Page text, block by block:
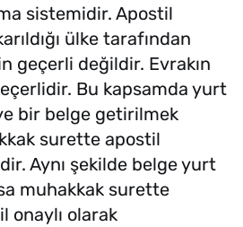
sistemidir. Apostil
ülke tarafından
geçerli değildir. Evrakın
Bu kapsamda yurt
bir belge getirilmek
surette apostil
Aynı şekilde belge yurt
muhakkak surette
onaylı olarak